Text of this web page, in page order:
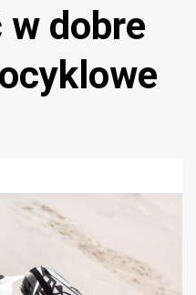
dobre